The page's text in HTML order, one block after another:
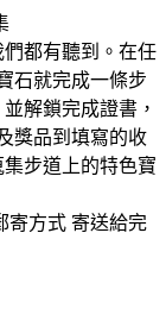
都有聽到。在任
石就完成一條步
解鎖完成證書，
獎品到填寫的收
步道上的特色寶
寄方式 寄送給完